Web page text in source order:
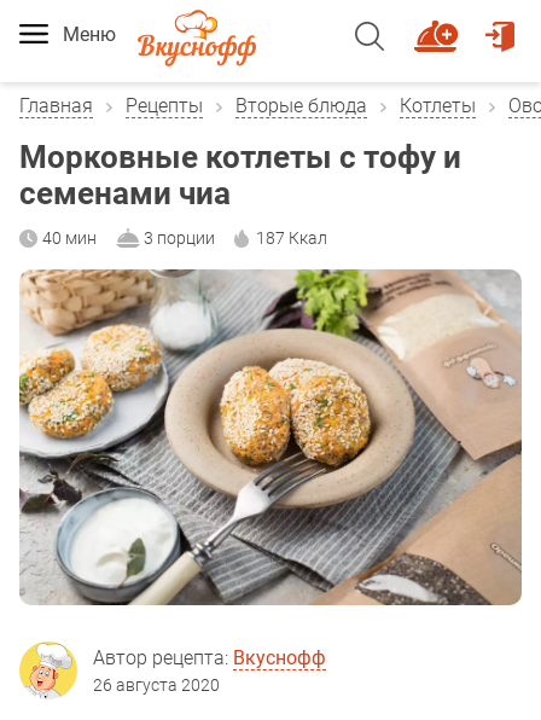
Меню
Главная Рецепты Вторые блюда Котлеты
Морковные котлеты с тофу и
семенами чиа
40 мин 3 порции 187 Ккал
Автор рецепта: Вкуснофф
26 августа 2020